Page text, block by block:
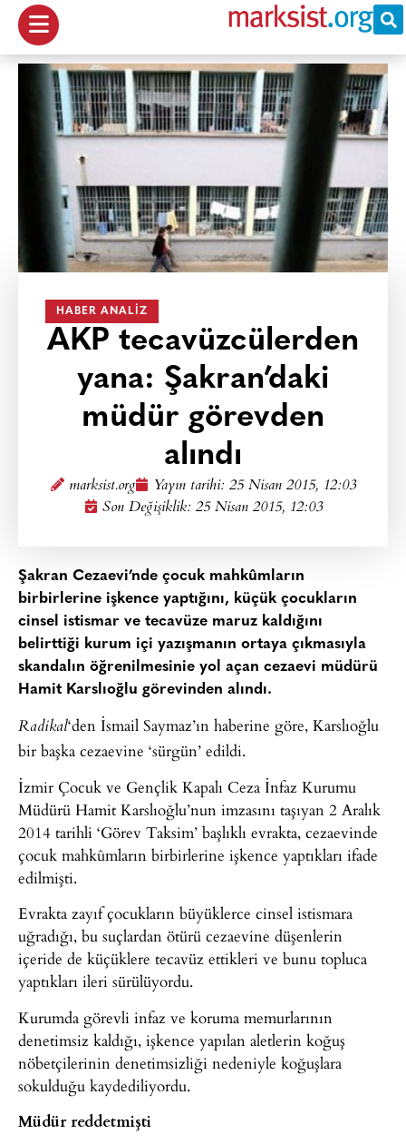
HABER ANALIZ
AKP tecavüzcülerden
yana: Şakran’daki
müdür görevden
alındı
marksist.org Yayın tarihi: 25 Nisan 2015, 12:03
Son Değişiklik: 25 Nisan 2015, 12:03
Şakran Cezaevi’nde çocuk mahkûmların
birbirlerine işkence yaptığını, küçük çocukların
cinsel istismar ve tecavüze maruz kaldığını
belirttiği kurum içi yazışmanın ortaya çıkmasıyla
skandalın öğrenilmesinie yol açan cezaevi müdürü
Hamit Karslıoğlu görevinden alındı.
Radikal‘den İsmail Saymaz’ın haberine göre, Karslıoğlu
bir başka cezaevine ‘sürgün’ edildi.
İzmir Çocuk ve Gençlik Kapalı Ceza İnfaz Kurumu
Müdürü Hamit Karslıoğlu’nun imzasını taşıyan 2 Aralık
2014 tarihli ‘Görev Taksim’ başlıklı evrakta, cezaevinde
çocuk mahkûmların birbirlerine işkence yaptıkları ifade
edilmişti.
Evrakta zayıf çocukların büyüklerce cinsel istismara
uğradığı, bu suçlardan ötürü cezaevine düşenlerin
içeride de küçüklere tecavüz ettikleri ve bunu topluca
yaptıkları ileri sürülüyordu.
Kurumda görevli infaz ve koruma memurlarının
denetimsiz kaldığı, işkence yapılan aletlerin koğuş
nöbetçilerinin denetimsizliği nedeniyle koğuşlara
sokulduğu kaydediliyordu.
Müdür reddetmişti